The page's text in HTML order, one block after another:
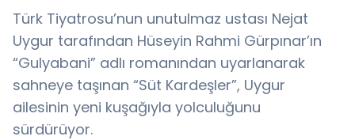
Türk Tiyatrosu’nun unutulmaz ustası Nejat
Uygur tarafından Hüseyin Rahmi Gürpınar’ın
“Gulyabani” adlı romanından uyarlanarak
sahneye taşınan “Süt Kardeşler”, Uygur
ailesinin yeni kuşağıyla yolculuğunu
sürdürüyor.